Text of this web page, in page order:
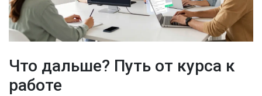
Что дальше? Путь от курса к
работе